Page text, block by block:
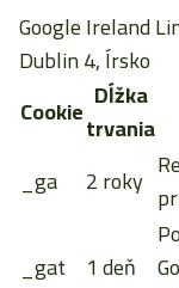
Google Ireland
Dublin 4, Írsko
Cookie Dĺžka
trvania
_ga
2 roky
_gat
1 deň